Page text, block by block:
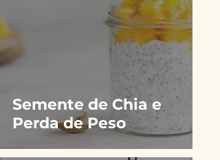
Semente de Chia e
Perda de Peso